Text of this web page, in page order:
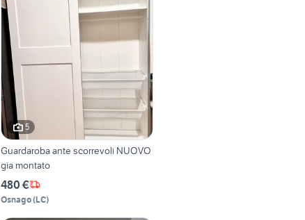
5
Guardaroba ante scorrevoli NUOVO
gia montato
480 €
Osnago(LC)